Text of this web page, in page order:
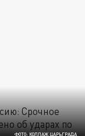
ФОТО: КОЛЛАЖ ЦАРЬГРАДА